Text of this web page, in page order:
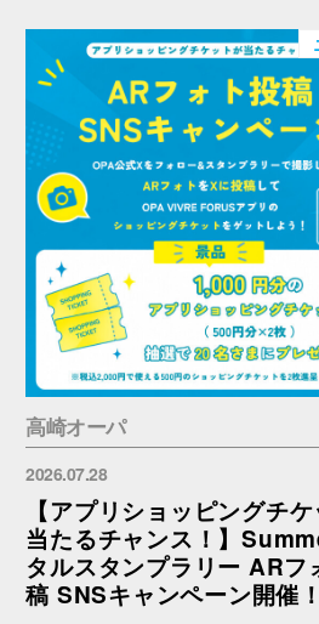
高崎オーパ
2026.07.28
【アプリショッピングチ
当たるチャンス！】
タルスタンプラリー ARフ
稿 SNSキャンペーン開催！